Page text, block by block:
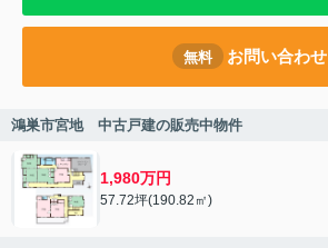
無料 お問い合わせ
鴻巣市宮地 中古戸建の販売中物件
1,980万円
57.72坪(190.82㎡)